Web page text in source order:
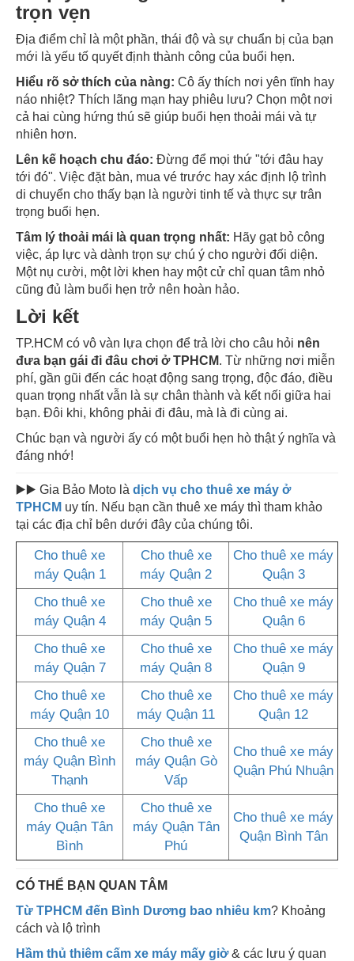
trọn vẹn
Địa điểm chỉ là một phần, thái độ và sự chuẩn bị của bạn
mới là yếu tố quyết định thành công của buổi hẹn.
Hiểu rõ sở thích của nàng: Cô ấy thích nơi yên tĩnh hay
náo nhiệt? Thích lãng mạn hay phiêu lưu? Chọn một nơi
cả hai cùng hứng thú sẽ giúp buổi hẹn thoải mái và tự
nhiên hơn.
Lên kế hoạch chu đáo: Đừng để mọi thứ "tới đâu hay
tới đó". Việc đặt bàn, mua vé trước hay xác định lộ trình
di chuyển cho thấy bạn là người tinh tế và thực sự trân
trọng buổi hẹn.
Tâm lý thoải mái là quan trọng nhất: Hãy gạt bỏ công
việc, áp lực và dành trọn sự chú ý cho người đối diện.
Một nụ cười, một lời khen hay một cử chỉ quan tâm nhỏ
cũng đủ làm buổi hẹn trở nên hoàn hảo.
Lời kết
TP.HCM có vô vàn lựa chọn để trả lời cho câu hỏi nên
đưa bạn gái đi đâu chơi ở TPHCM. Từ những nơi miễn
phí, gần gũi đến các hoạt động sang trọng, độc đáo, điều
quan trọng nhất vẫn là sự chân thành và kết nối giữa hai
bạn. Đôi khi, không phải đi đâu, mà là đi cùng ai.
Chúc bạn và người ấy có một buổi hẹn hò thật ý nghĩa và
đáng nhớ!
▶️▶️ Gia Bảo Moto là dịch vụ cho thuê xe máy ở
TPHCM uy tín. Nếu bạn cần thuê xe máy thì tham khảo
tại các địa chỉ bên dưới đây của chúng tôi.
Cho thuê xe
máy Quận 1
Cho thuê xe
máy Quận 2
Cho thuê xe máy
Quận 3
Cho thuê xe
máy Quận 4
Cho thuê xe
máy Quận 5
Cho thuê xe máy
Quận 6
Cho thuê xe
máy Quận 7
Cho thuê xe
máy Quận 8
Cho thuê xe máy
Quận 9
Cho thuê xe
máy Quận 10
Cho thuê xe
máy Quận 11
Cho thuê xe máy
Quận 12
Cho thuê xe
máy Quận Bình
Thạnh
Cho thuê xe
máy Quận Gò
Vấp
Cho thuê xe máy
Quận Phú Nhuận
Cho thuê xe
máy Quận Tân
Bình
Cho thuê xe
máy Quận Tân
Phú
Cho thuê xe máy
Quận Bình Tân
CÓ THỂ BẠN QUAN TÂM
Từ TPHCM đến Bình Dương bao nhiêu km? Khoảng
cách và lộ trình
Hầm thủ thiêm cấm xe máy mấy giờ& các lưu ý quan